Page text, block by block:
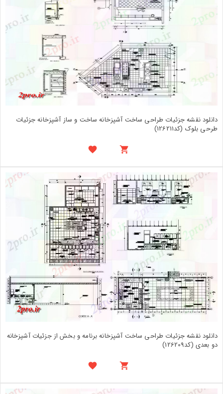
دانلود نقشه جزئیات طراحی ساخت آشپزخانه ساخت و ساز آشپزخانه جزئیات
طرحی بلوک (کد126211)
دانلود نقشه جزئیات طراحی ساخت آشپزخانه برنامه و بخش از جزئیات آشپزخانه
دو بعدی (کد126209)